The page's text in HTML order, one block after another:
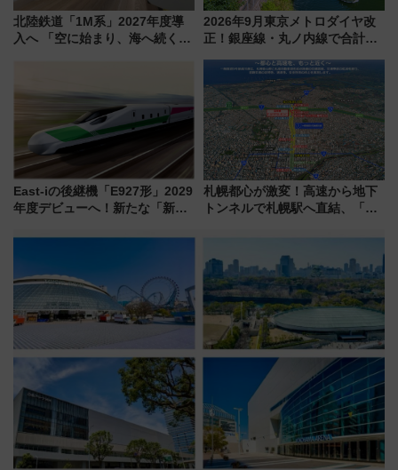
北陸鉄道「1M系」2027年度導
入へ 「空に始まり、海へ続く」
2026年9月東京メトロダイヤ改
正！銀座線・丸ノ内線で合計
East-iの後継機「E927形」2029
年度デビューへ！新たな「新幹
説【JR東日本】
札幌都心が激変！高速から地下
トンネルで札幌駅へ直結、「創
から本格着工、延長4.8km整備
事業の全貌